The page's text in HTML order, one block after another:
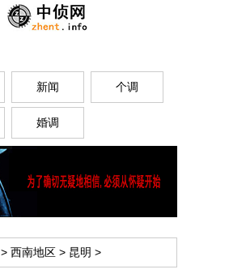
新闻 个调
婚调
> 西南地区 > 昆明 >